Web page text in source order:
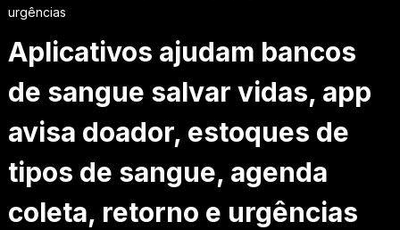
urgências
Aplicativos ajudam bancos
de sangue salvar vidas, app
avisa doador, estoques de
tipos de sangue, agenda
coleta, retorno e urgências